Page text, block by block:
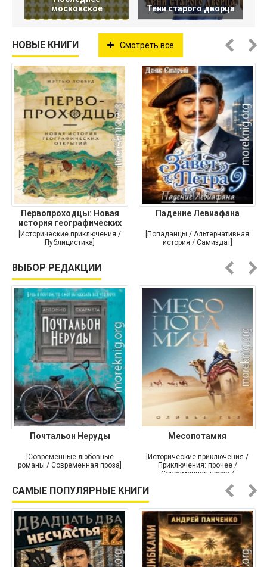
московское
Тени старого дворца
НОВЫЕ КНИГИ Смотреть все
Первопроходцы: Новая
история географических
[Исторические приключения /
Публицистика]
Падение Левиафана
[Попаданцы / Альтернативная
история / Самиздат]
ВЫБОР РЕДАКЦИИ
Почтальон Неруды
[Современные любовные
романы / Современная проза]
Месопотамия
[Исторические приключения /
Приключения: прочее /
Современная проза /
САМЫЕ ПОПУЛЯРНЫЕ КНИГИ